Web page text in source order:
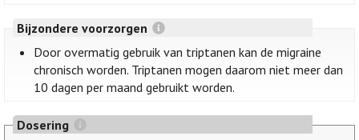
Bijzondere voorzorgen
Door overmatig gebruik van triptanen kan de migraine
chronisch worden. Triptanen mogen daarom niet meer dan
10 dagen per maand gebruikt worden.
Dosering